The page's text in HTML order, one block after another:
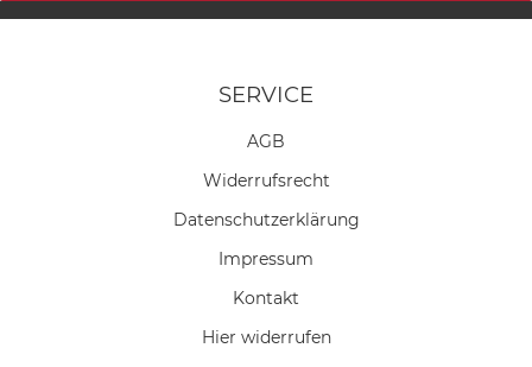
SERVICE
AGB
Widerrufs­recht
Daten­schutz­erklärung
Impressum
Kontakt
Hier widerrufen